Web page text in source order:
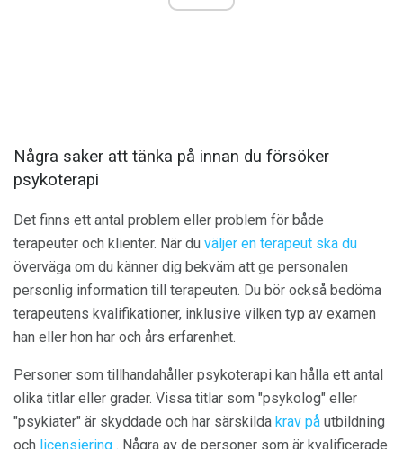
Några saker att tänka på innan du försöker
psykoterapi
Det finns ett antal problem eller problem för både
terapeuter och klienter. När du väljer en terapeut ska du
överväga om du känner dig bekväm att ge personalen
personlig information till terapeuten. Du bör också bedöma
terapeutens kvalifikationer, inklusive vilken typ av examen
han eller hon har och års erfarenhet.
Personer som tillhandahåller psykoterapi kan hålla ett antal
olika titlar eller grader. Vissa titlar som "psykolog" eller
"psykiater" är skyddade och har särskilda krav på utbildning
och licensiering . Några av de personer som är kvalificerade